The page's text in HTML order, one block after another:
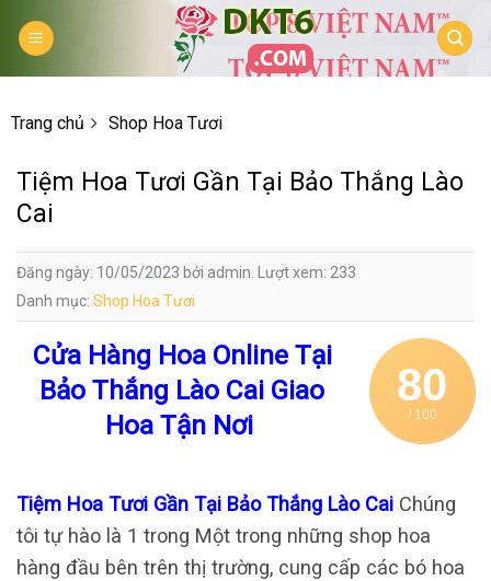
Trang chủ Shop Hoa Tươi
Tiệm Hoa Tươi Gần Tại Bảo Thắng Lào
Cai
Đăng ngày: 10/05/2023 bởi admin. Lượt xem: 233
Danh mục: Shop Hoa Tươi
80
/ 100
Cửa Hàng Hoa Online Tại
Bảo Thắng Lào Cai Giao
Hoa Tận Nơi
Tiệm Hoa Tươi Gần Tại Bảo Thắng Lào Cai Chúng
tôi tự hào là 1 trong Một trong những shop hoa
hàng đầu bên trên thị trường, cung cấp các bó hoa